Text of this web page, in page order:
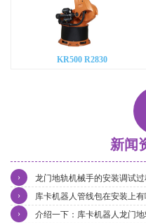
KR500 R2830
新闻
龙门地轨机械手的安装调试
›
库卡机器人管线包在安装上有
›
介绍一下：库卡机器人龙门地
›